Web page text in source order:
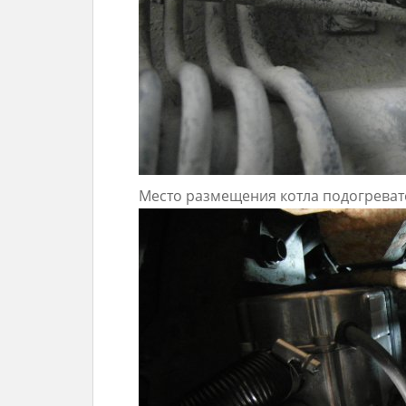
Место размещения котла